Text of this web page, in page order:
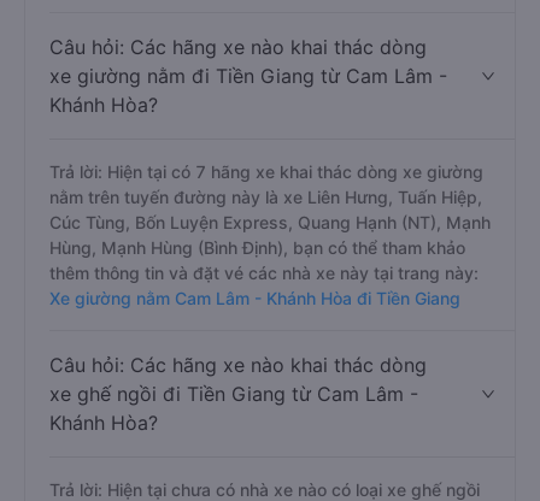
Câu hỏi: Các hãng xe nào khai thác dòng
xe giường nằm đi Tiền Giang từ Cam Lâm -
Khánh Hòa?
Trả lời: Hiện tại có 7 hãng xe khai thác dòng xe giường
nằm trên tuyến đường này là xe Liên Hưng, Tuấn Hiệp,
Cúc Tùng, Bốn Luyện Express, Quang Hạnh (NT), Mạnh
Hùng, Mạnh Hùng (Bình Định), bạn có thể tham khảo
thêm thông tin và đặt vé các nhà xe này tại trang này:
Xe giường nằm Cam Lâm - Khánh Hòa đi Tiền Giang
Câu hỏi: Các hãng xe nào khai thác dòng
xe ghế ngồi đi Tiền Giang từ Cam Lâm -
Khánh Hòa?
Trả lời: Hiện tại chưa có nhà xe nào có loại xe ghế ngồi